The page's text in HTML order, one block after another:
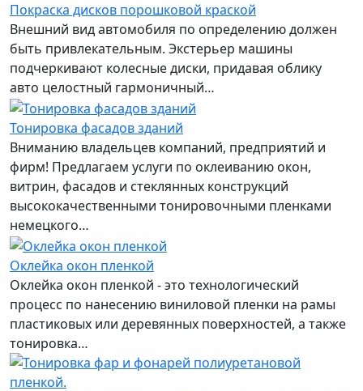
Покраска дисков порошковой краской
Внешний вид автомобиля по определению должен
быть привлекательным. Экстерьер машины
подчеркивают колесные диски, придавая облику
авто целостный гармоничный…
Тонировка фасадов зданий
Вниманию владельцев компаний, предприятий и
фирм! Предлагаем услуги по оклеиванию окон,
витрин, фасадов и стеклянных конструкций
высококачественными тонировочными пленками
немецкого…
Оклейка окон пленкой
Оклейка окон пленкой - это технологический
процесс по нанесению виниловой пленки на рамы
пластиковых или деревянных поверхностей, а также
тонировка…